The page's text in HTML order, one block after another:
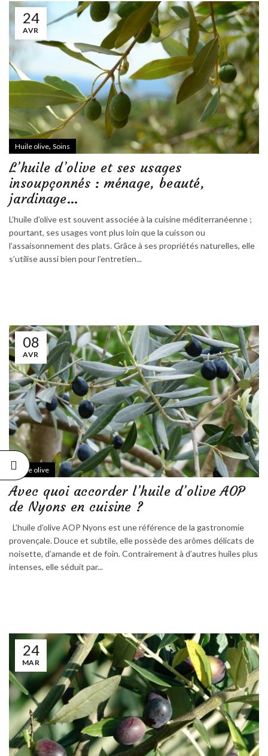
24
AVR
Huile olive, Soins
L’huile d’olive et ses usages
insoupçonnés : ménage, beauté,
jardinage…
L’huile d’olive est souvent associée à la cuisine méditerranéenne ;
pourtant, ses usages vont plus loin que la cuisson ou
l’assaisonnement des plats. Grâce à ses propriétés naturelles, elle
s’utilise aussi bien pour l’entretien...
08
AVR
Huile olive
Avec quoi accorder l’huile d’olive AOP
de Nyons en cuisine ?
L’huile d’olive AOP Nyons est une référence de la gastronomie
provençale. Douce et subtile, elle possède des arômes délicats de
noisette, d’amande et de foin. Contrairement à d’autres huiles plus
intenses, elle séduit par...
24
MAR